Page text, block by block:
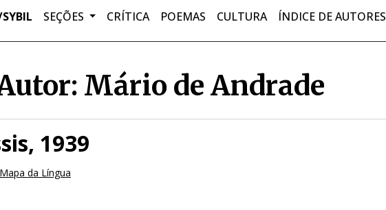
SEÇÕES CRÍTICA POEMAS CULTURA ÍNDICE DE AUTORES
Mário de Andrade
1939
Mapa da Língua